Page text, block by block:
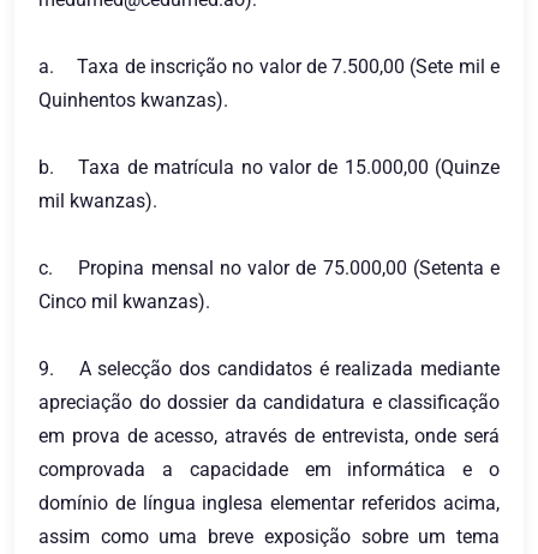
a.
Taxa de inscrição no valor de 7.500,00 (Sete mil e
Quinhentos kwanzas).
b.
Taxa de matrícula no valor de 15.000,00 (Quinze
mil kwanzas).
c.
Propina mensal no valor de 75.000,00 (Setenta e
Cinco mil kwanzas).
9.
A selecção dos candidatos é realizada mediante
apreciação do dossier da candidatura e classificação
em prova de acesso, através de entrevista, onde será
comprovada a capacidade em informática e o
domínio de língua inglesa elementar referidos acima,
assim como uma breve exposição sobre um tema